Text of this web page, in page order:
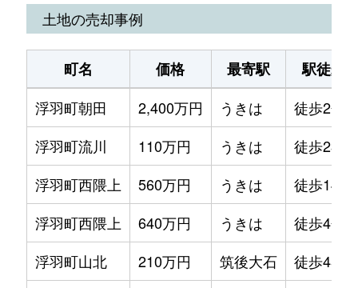
土地の売却事例
町名 価格 最寄駅
駅徒歩
浮羽町朝田
2,400万円 うきは
徒歩2分
浮羽町流川
110万円 うきは
徒歩23分
浮羽町西隈上
560万円 うきは
徒歩14分
浮羽町西隈上
640万円 うきは
徒歩4分
浮羽町山北
210万円 筑後大石
徒歩45分